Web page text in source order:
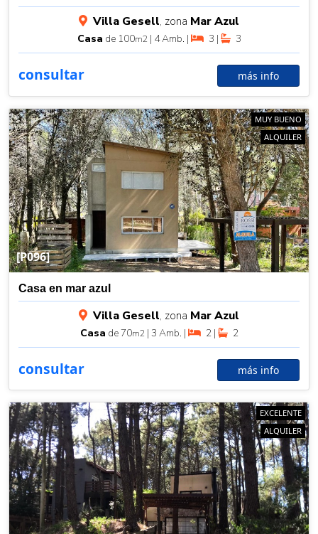
Villa Gesell, zona Mar Azul
Casa de 100m2 | 4 Amb. | 3 | 3
consultar más info
[P096]
MUY BUENO
ALQUILER
Casa en mar azul
Villa Gesell, zona Mar Azul
Casa de 70m2 | 3 Amb. | 2 | 2
consultar más info
EXCELENTE
ALQUILER